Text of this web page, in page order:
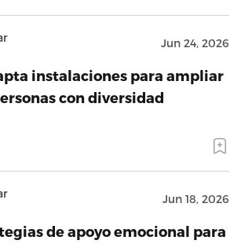
Jun 24, 2026
instalaciones para ampliar
con diversidad
Jun 18, 2026
de apoyo emocional para